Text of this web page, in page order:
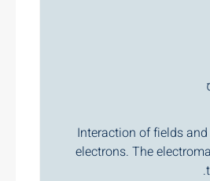
Interaction of fields
electrons. The